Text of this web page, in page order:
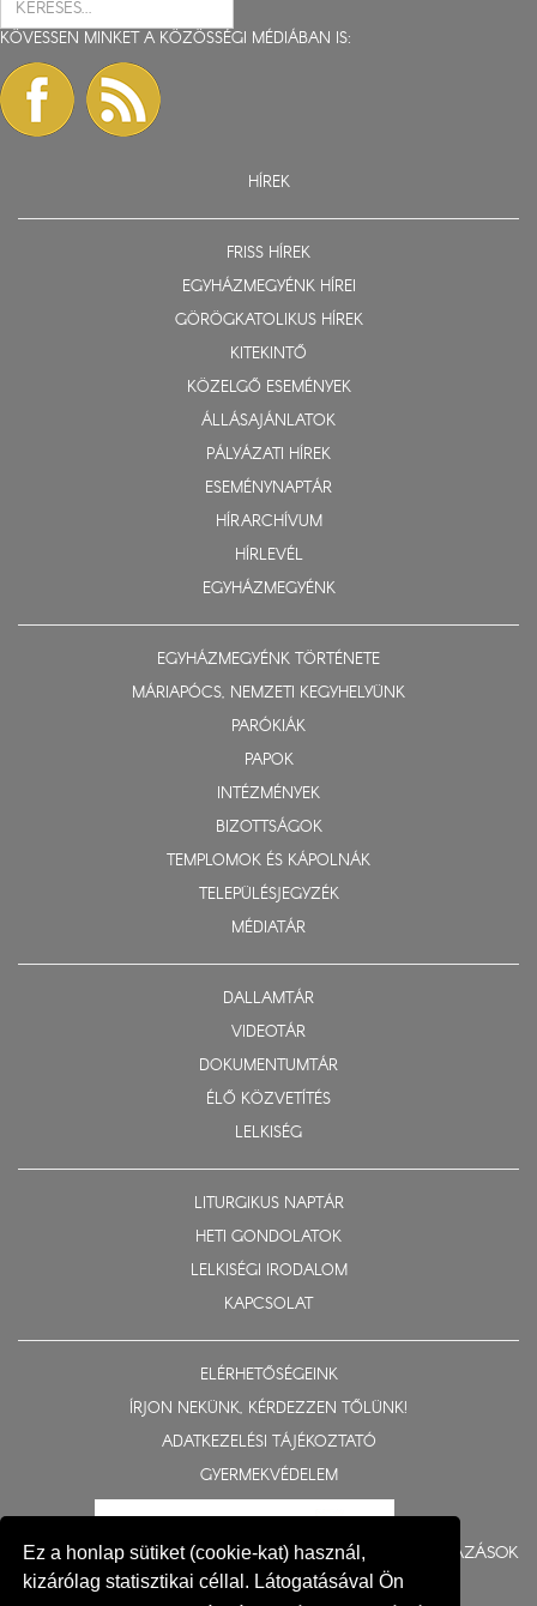
Ez a honlap sütiket (cookie-kat) használ,
kizárólag statisztikai céllal. Látogatásával Ön
KÖVESSEN MINKET A KÖZÖSSÉGI MÉDIÁBAN IS:
HÍREK
FRISS HÍREK
EGYHÁZMEGYÉNK HÍREI
GÖRÖGKATOLIKUS HÍREK
KITEKINTŐ
KÖZELGŐ ESEMÉNYEK
ÁLLÁSAJÁNLATOK
PÁLYÁZATI HÍREK
ESEMÉNYNAPTÁR
HÍRARCHÍVUM
HÍRLEVÉL
EGYHÁZMEGYÉNK
EGYHÁZMEGYÉNK TÖRTÉNETE
MÁRIAPÓCS, NEMZETI KEGYHELYÜNK
PARÓKIÁK
PAPOK
INTÉZMÉNYEK
BIZOTTSÁGOK
TEMPLOMOK ÉS KÁPOLNÁK
TELEPÜLÉSJEGYZÉK
MÉDIATÁR
DALLAMTÁR
VIDEOTÁR
DOKUMENTUMTÁR
ÉLŐ KÖZVETÍTÉS
LELKISÉG
LITURGIKUS NAPTÁR
HETI GONDOLATOK
LELKISÉGI IRODALOM
KAPCSOLAT
ELÉRHETŐSÉGEINK
ÍRJON NEKÜNK, KÉRDEZZEN TŐLÜNK!
ADATKEZELÉSI TÁJÉKOZTATÓ
GYERMEKVÉDELEM
BERUHÁZÁSOK